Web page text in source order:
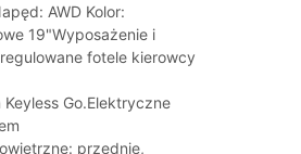
AWD Kolor:
19"Wyposażenie i
fotele kierowcy
Go.Elektryczne
przednie,